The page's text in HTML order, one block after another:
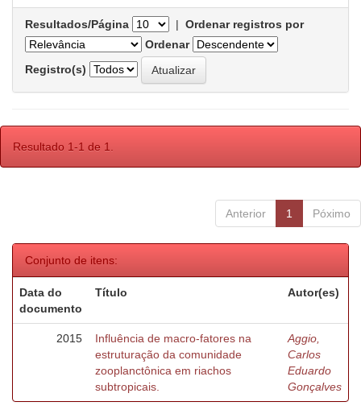
Resultados/Página | Ordenar registros por
Ordenar
Registro(s)
Resultado 1-1 de 1.
Anterior 1 Póximo
Conjunto de itens:
Data do
documento
Título Autor(es)
2015
Influência de macro-fatores na
estruturação da comunidade
zooplanctônica em riachos
subtropicais.
Aggio,
Carlos
Eduardo
Gonçalves